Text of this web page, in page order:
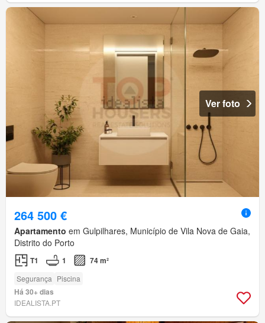
Ver foto
264 500 €
Apartamento em Gulpilhares, Município de Vila Nova de Gaia,
Distrito do Porto
T1 1 74 m²
Segurança Piscina
Há 30+ dias
IDEALISTA.PT